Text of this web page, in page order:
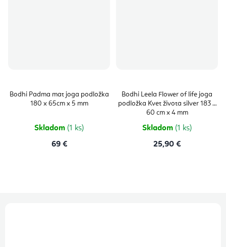
Bodhi Padma mat joga podložka
180 x 65cm x 5 mm
Skladom (1 ks)
69 €
Bodhi Leela Flower of life joga
podložka Kvet života silver 183 x
60 cm x 4 mm
Skladom (1 ks)
25,90 €